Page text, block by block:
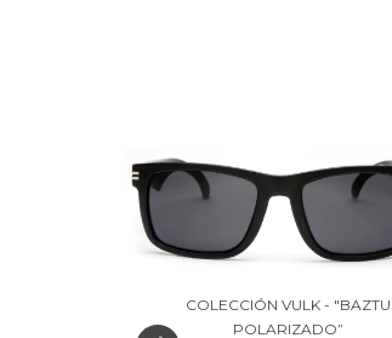
COLECCIÓN VULK - "BAZTU
POLARIZADO”